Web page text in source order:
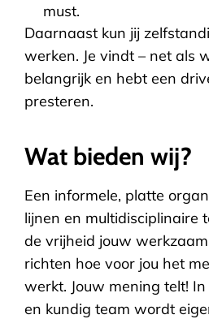
must.
Daarnaast kun jij
werken. Je vindt – net als
belangrijk en hebt een
presteren.
Wat bieden wij?
Een informele, platte
lijnen en multidisciplinaire
de vrijheid jouw
richten hoe voor jou het
werkt. Jouw mening telt!
en kundig team wordt